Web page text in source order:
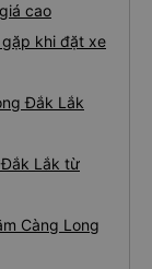
cao
khi đặt xe
Đắk Lắk
Đắk Lắk từ
Càng Long